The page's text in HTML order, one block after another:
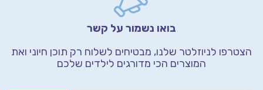
בואו נשמור על קשר
הצטרפו לניוזלטר שלנו, מבטיחים לשלוח רק תוכן חיוני ואת
המוצרים הכי מדורגים לילדים שלכם